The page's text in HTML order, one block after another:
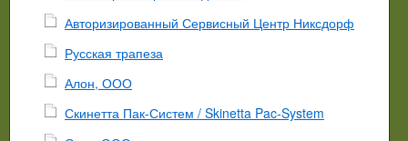
Авторизированный Сервисный Центр Никсдорф
Русская трапеза
Алон, ООО
Скинетта Пак-Систем / Skinetta Pac-System